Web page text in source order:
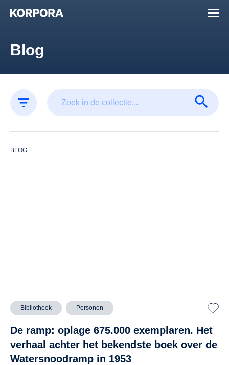
Blog
BLOG
Bibliotheek Personen
De ramp: oplage 675.000 exemplaren. Het
verhaal achter het bekendste boek over de
Watersnoodramp in 1953